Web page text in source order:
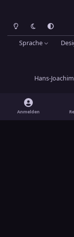
Heller ModusDunkler Modus
Sprache
Hans-
Anmelden